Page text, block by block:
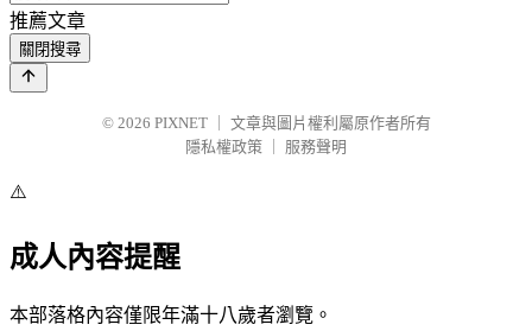
推薦文章
關閉搜尋
© 2026 PIXNET
文章與圖片權利屬原作者所有
隱私權政策
服務聲明
⚠️
成人內容提醒
本部落格內容僅限年滿十八歲者瀏覽。